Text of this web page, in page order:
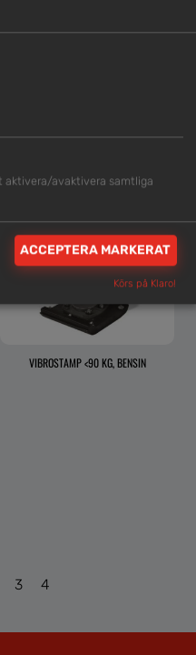
VIBROSTAMP <90 KG, BENSIN
3 4
aktivera/avaktivera samtliga
ACCEPTERA MARKERAT
Körs på Klaro!